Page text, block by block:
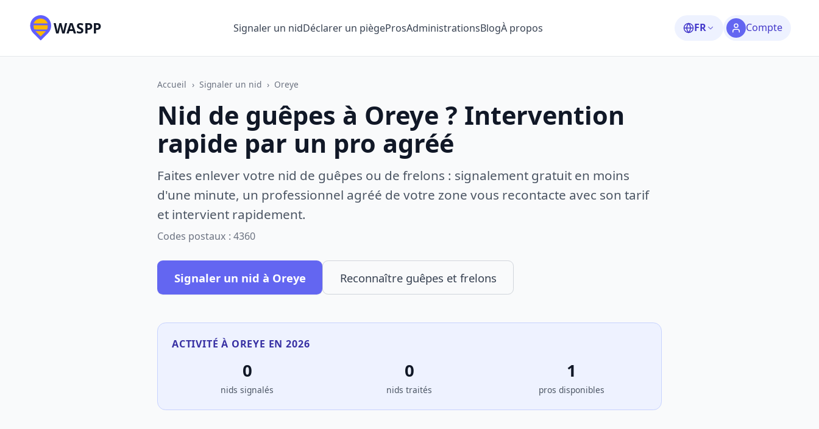
WASPP Signaler un nidDéclarer un piègeProsAdministrationsBlogÀ propos FR Compte
Accueil › Signaler un nid › Oreye
Nid de guêpes à Oreye ? Intervention
rapide par un pro agréé
Faites enlever votre nid de guêpes ou de frelons : signalement gratuit en moins
d'une minute, un professionnel agréé de votre zone vous recontacte avec son tarif
et intervient rapidement.
Codes postaux : 4360
Signaler un nid à Oreye Reconnaître guêpes et frelons
ACTIVITÉ À OREYE EN 2026
0
nids signalés
0
nids traités
1
pros disponibles